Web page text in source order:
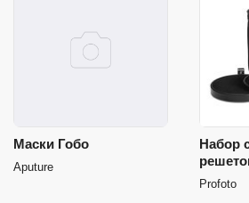
Маски Гобо
Aputure
Набор
Profoto